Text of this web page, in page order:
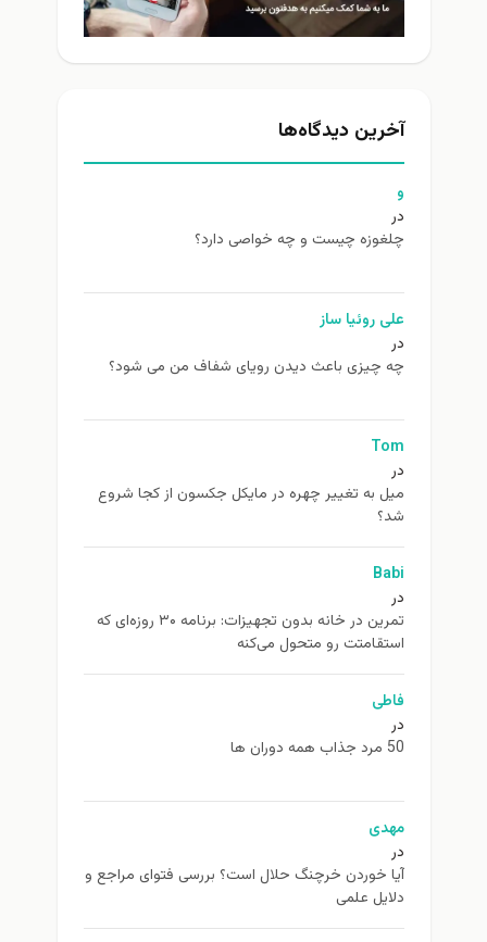
آخرین دیدگاه‌ها
و
در
چلغوزه چیست و چه خواصی دارد؟
علی روئیا ساز
در
چه چیزی باعث دیدن رویای شفاف من می شود؟
Tom
در
ميل به تغيير چهره در مایکل جکسون از كجا شروع
شد؟
Babi
در
تمرین در خانه بدون تجهیزات: برنامه ۳۰ روزه‌ای که
استقامتت رو متحول می‌کنه
فاطی
در
50 مرد جذاب همه دوران ها
مهدی
در
آیا خوردن خرچنگ حلال است؟ بررسی فتوای مراجع و
دلایل علمی